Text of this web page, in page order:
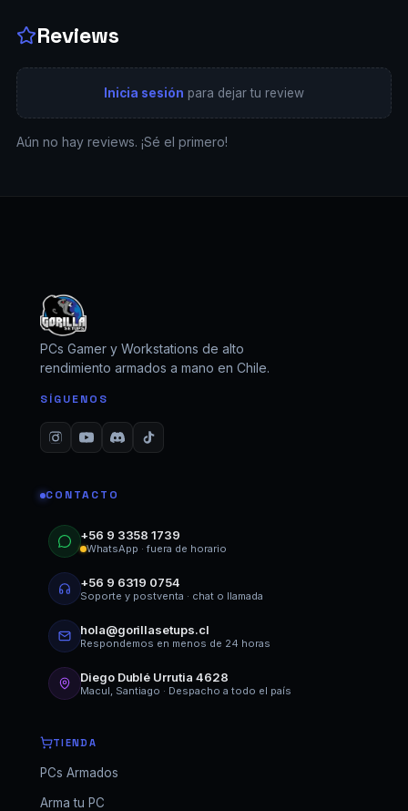
Reviews
Inicia sesión para dejar tu review
Aún no hay reviews. ¡Sé el primero!
PCs Gamer y Workstations de alto
rendimiento armados a mano en Chile.
SÍGUENOS
CONTACTO
+56 9 3358 1739
WhatsApp · fuera de horario
+56 9 6319 0754
Soporte y postventa · chat o llamada
hola@gorillasetups.cl
Respondemos en menos de 24 horas
Diego Dublé Urrutia 4628
Macul, Santiago · Despacho a todo el país
TIENDA
PCs Armados
Arma tu PC